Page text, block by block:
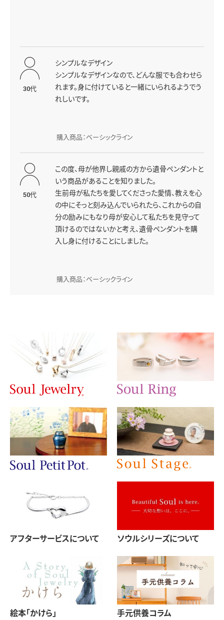
30代
シンプルなデザイン
シンプルなデザインなので、どんな服でも合わせら
れます。身に付けていると一緒にいられるようでう
れしいです。
購入商品：ベーシックライン
50代
この度、母が他界し親戚の方から遺骨ペンダントと
いう商品があることを知りました。
生前母が私たちを愛してくださった愛情、教えを心
の中にそっと刻み込んでいられたら、これからの自
分の励みにもなり母が安心して私たちを見守って
頂けるのではないかと考え、遺骨ペンダントを購
入し身に付けることにしました。
購入商品：ベーシックライン
アフターサービスについて ソウルシリーズについて
絵本「かけら」 手元供養コラム